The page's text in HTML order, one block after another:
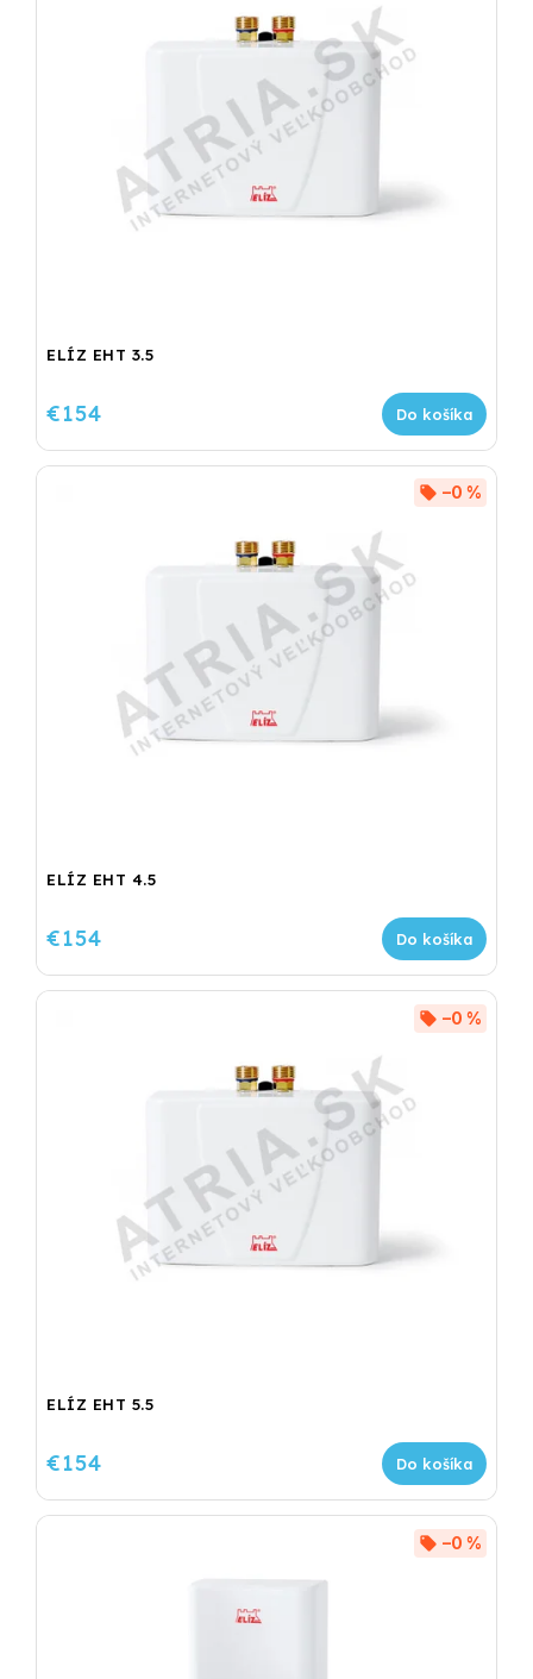
ELÍZ EHT 3.5
€154 Do košíka
ELÍZ EHT 4.5
–0 %
€154 Do košíka
ELÍZ EHT 5.5
–0 %
€154 Do košíka
–0 %